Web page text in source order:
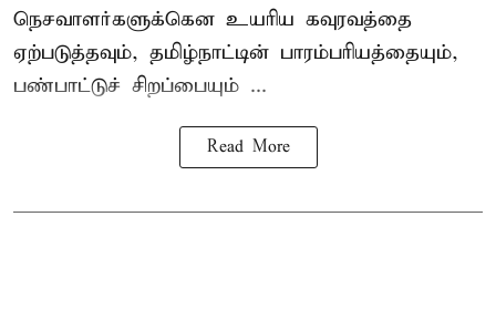
நெசவாளர்களுக்கென உயரிய கவுரவத்தை
ஏற்படுத்தவும், தமிழ்நாட்டின் பாரம்பரியத்தையும்,
பண்பாட்டுச் சிறப்பையும் ...
Read More